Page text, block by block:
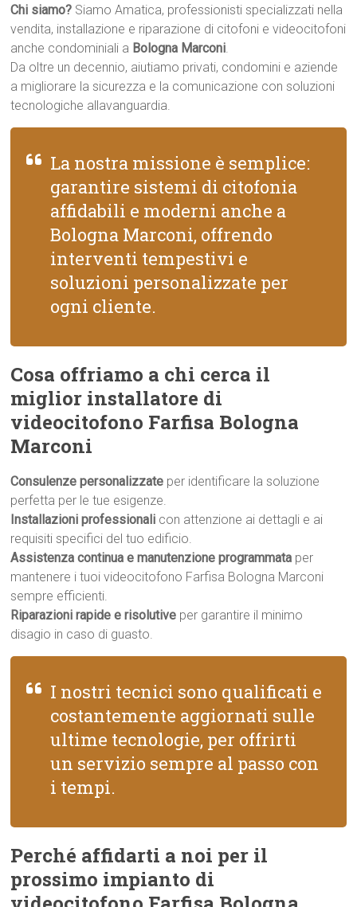
Chi siamo? Siamo Amatica, professionisti specializzati nella
vendita, installazione e riparazione di citofoni e videocitofoni
anche condominiali a Bologna Marconi.
Da oltre un decennio, aiutiamo privati, condomini e aziende
a migliorare la sicurezza e la comunicazione con soluzioni
tecnologiche allavanguardia.
La nostra missione è semplice:
garantire sistemi di citofonia
affidabili e moderni anche a
Bologna Marconi, offrendo
interventi tempestivi e
soluzioni personalizzate per
ogni cliente.
Cosa offriamo a chi cerca il
miglior installatore di
videocitofono Farfisa Bologna
Marconi
Consulenze personalizzate per identificare la soluzione
perfetta per le tue esigenze.
Installazioni professionali con attenzione ai dettagli e ai
requisiti specifici del tuo edificio.
Assistenza continua e manutenzione programmata per
mantenere i tuoi videocitofono Farfisa Bologna Marconi
sempre efficienti.
Riparazioni rapide e risolutive per garantire il minimo
disagio in caso di guasto.
I nostri tecnici sono qualificati e
costantemente aggiornati sulle
ultime tecnologie, per offrirti
un servizio sempre al passo con
i tempi.
Perché affidarti a noi per il
prossimo impianto di